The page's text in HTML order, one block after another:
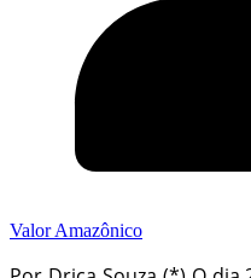
Valor Amazônico